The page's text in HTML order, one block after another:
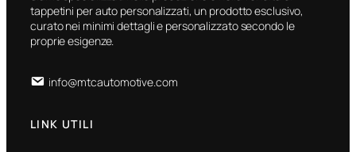
tappetini per auto personalizzati, un prodotto esclusivo,
curato nei minimi dettagli e personalizzato secondo le
proprie esigenze.
info@mtcautomotive.com
LINK UTILI